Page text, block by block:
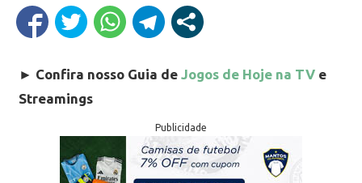
► Confira nosso Guia de Jogos de Hoje na TV e
Streamings
Publicidade